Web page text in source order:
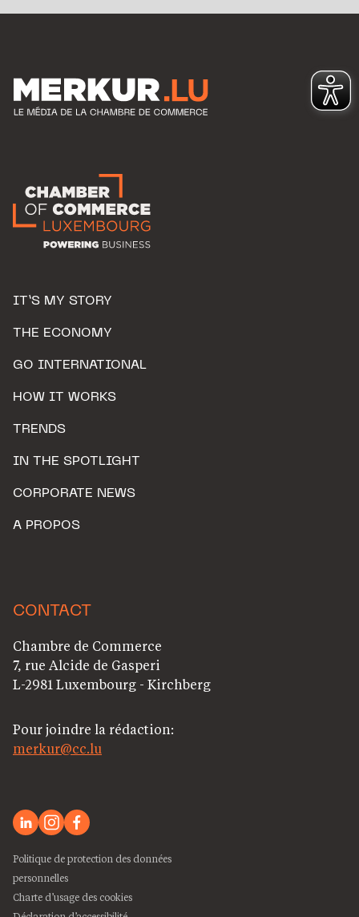
IT’S MY STORY
THE ECONOMY
GO INTERNATIONAL
HOW IT WORKS
TRENDS
IN THE SPOTLIGHT
CORPORATE NEWS
A PROPOS
CONTACT
Chambre de Commerce
7, rue Alcide de Gasperi
L-2981 Luxembourg - Kirchberg
Pour joindre la rédaction:
merkur@cc.lu
Politique de protection des données
personnelles
Charte d’usage des cookies